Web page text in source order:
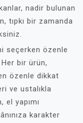
nadir bulunan
tıpkı bir zamanda
seçerken özenle
bir ürün,
özenle dikkat
ve ustalıkla
yapımı
karakter